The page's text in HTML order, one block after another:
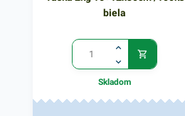
biela
Skladom